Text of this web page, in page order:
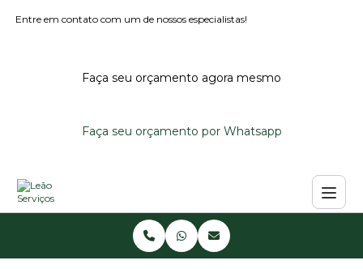
Entre em contato com um de nossos especialistas!
Faça seu orçamento agora mesmo
Faça seu orçamento por Whatsapp